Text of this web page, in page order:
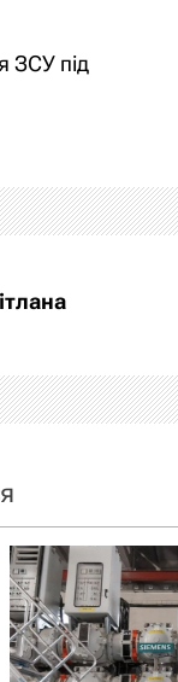
ЗСУ під